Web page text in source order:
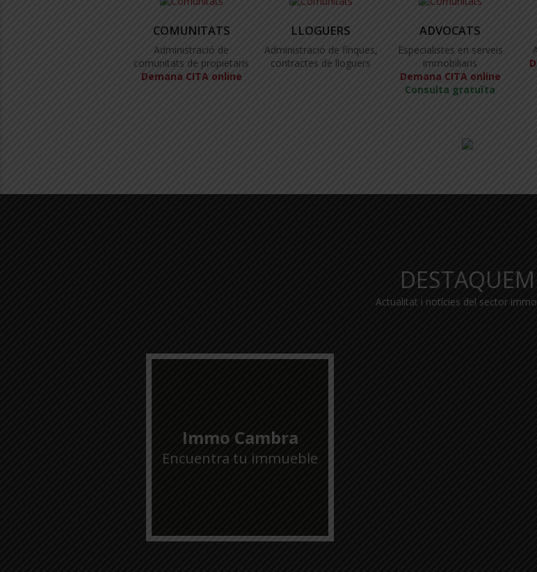
COMUNITATS
Administració de
comunitats de propietaris
Demana CITA online
LLOGUERS
Administració de finques,
contractes de lloguers
ADVOCATS
Especialistes en serveis
immobiliaris
Demana CITA online
Consulta gratuïta
DESTAQUEM
Actualitat i notícies del sector
Immo Cambra
Encuentra tu immueble